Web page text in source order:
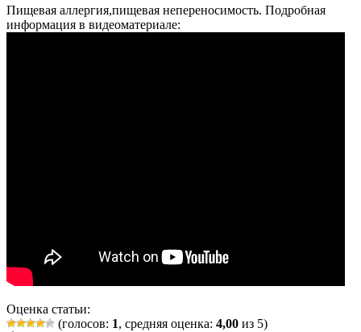
Пищевая аллергия,пищевая непереносимость. Подробная
информация в видеоматериале:
Оценка статьи:
(голосов: 1, средняя оценка: 4,00 из 5)